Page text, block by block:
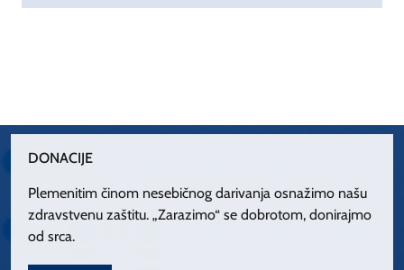
DONACIJE
Plemenitim činom nesebičnog darivanja osnažimo našu
zdravstvenu zaštitu. „Zarazimo“ se dobrotom, donirajmo
od srca.